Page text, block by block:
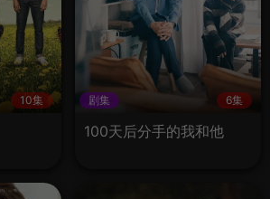
10集 剧集 6集
100天后分手的我和他